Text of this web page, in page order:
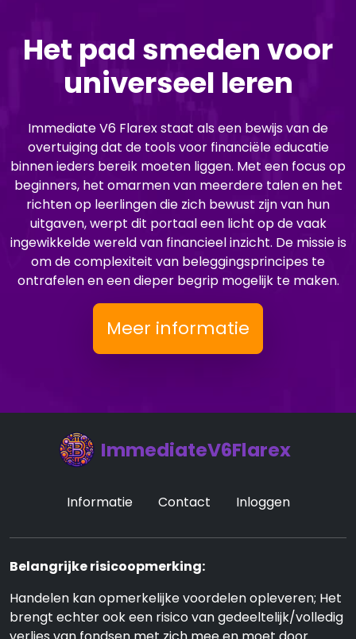
Het pad smeden voor
universeel leren
Immediate V6 Flarex staat als een bewijs van de
overtuiging dat de tools voor financiële educatie
binnen ieders bereik moeten liggen. Met een focus op
beginners, het omarmen van meerdere talen en het
richten op leerlingen die zich bewust zijn van hun
uitgaven, werpt dit portaal een licht op de vaak
ingewikkelde wereld van financieel inzicht. De missie is
om de complexiteit van beleggingsprincipes te
ontrafelen en een dieper begrip mogelijk te maken.
Meer informatie
ImmediateV6Flarex
Informatie Contact Inloggen
Belangrijke risicoopmerking:
Handelen kan opmerkelijke voordelen opleveren; Het
brengt echter ook een risico van gedeeltelijk/volledig